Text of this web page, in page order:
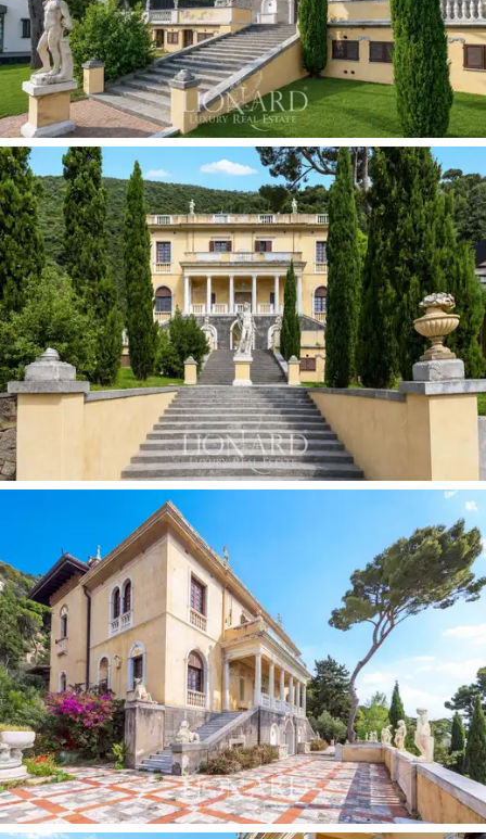
El parque, de aproximadamente 1,4 hectáreas,es el
corazón de la propiedad: un jardín aterrazado de
singular belleza que, en consonancia con la tradición
botánica de las grandes residencias costeras, acoge
palmeras, plantas exóticas y árboles centenarios en un
sistema de terrazas con muros de piedra seca que
descienden hasta el mar. Esculturas originales, un
cenador histórico, un santuario votivo y senderos de
mosaico de piedra salpican el camino entre la villa y la
costa.La Lista del Patrimonio Artísticogarantiza la
protección permanente de este paisaje.
En el extremo inferior del parque, con vistas al mar, un
encantador y
exclusivo paseo marítimo privado
conduce a una playa privada y a un embarcadero :
acceso directo al mar, una característica poco común
en la Riviera de Liguria, que permite llegar al pequeño
puerto de Alassio en tan solo unos minutos en barco.
La disponibilidad de amarres en las inmediaciones hace
que lapropiedad sea totalmente accesible para
propietarios de yates y embarcaciones privadas.